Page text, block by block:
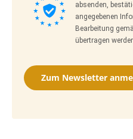
absenden,
angegebenen
Bearbeitung
übertragen
Zum Newsletter